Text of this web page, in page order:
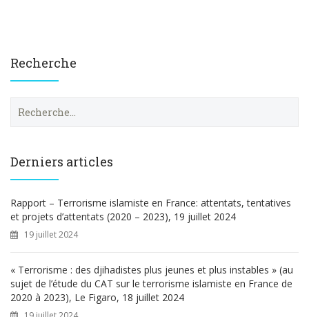
Recherche
e
h
e
r
Derniers articles
Rapport – Terrorisme islamiste en France: attentats, tentatives
et projets d’attentats (2020 – 2023), 19 juillet 2024
19 juillet 2024
« Terrorisme : des djihadistes plus jeunes et plus instables » (au
sujet de l’étude du CAT sur le terrorisme islamiste en France de
2020 à 2023), Le Figaro, 18 juillet 2024